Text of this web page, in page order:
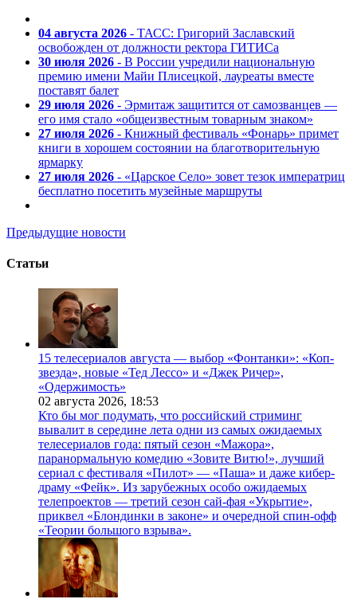
04 августа 2026 - ТАСС: Григорий Заславский
освобожден от должности ректора ГИТИСа
30 июля 2026 - В России учредили национальную
премию имени Майи Плисецкой, лауреаты вместе
поставят балет
29 июля 2026 - Эрмитаж защитится от самозванцев —
его имя стало «общеизвестным товарным знаком»
27 июля 2026 - Книжный фестиваль «Фонарь» примет
книги в хорошем состоянии на благотворительную
ярмарку
27 июля 2026 - «Царское Село» зовет тезок императриц
бесплатно посетить музейные маршруты
Предыдущие новости
Статьи
15 телесериалов августа — выбор «Фонтанки»: «Коп-
звезда», новые «Тед Лессо» и «Джек Ричер»,
«Одержимость»
02 августа 2026, 18:53
Кто бы мог подумать, что российский стриминг
вывалит в середине лета одни из самых ожидаемых
телесериалов года: пятый сезон «Мажора»,
паранормальную комедию «Зовите Витю!», лучший
сериал с фестиваля «Пилот» — «Паша» и даже кибер-
драму «Фейк». Из зарубежных особо ожидаемых
телепроектов — третий сезон сай-фая «Укрытие»,
приквел «Блондинки в законе» и очередной спин-офф
«Теории большого взрыва».